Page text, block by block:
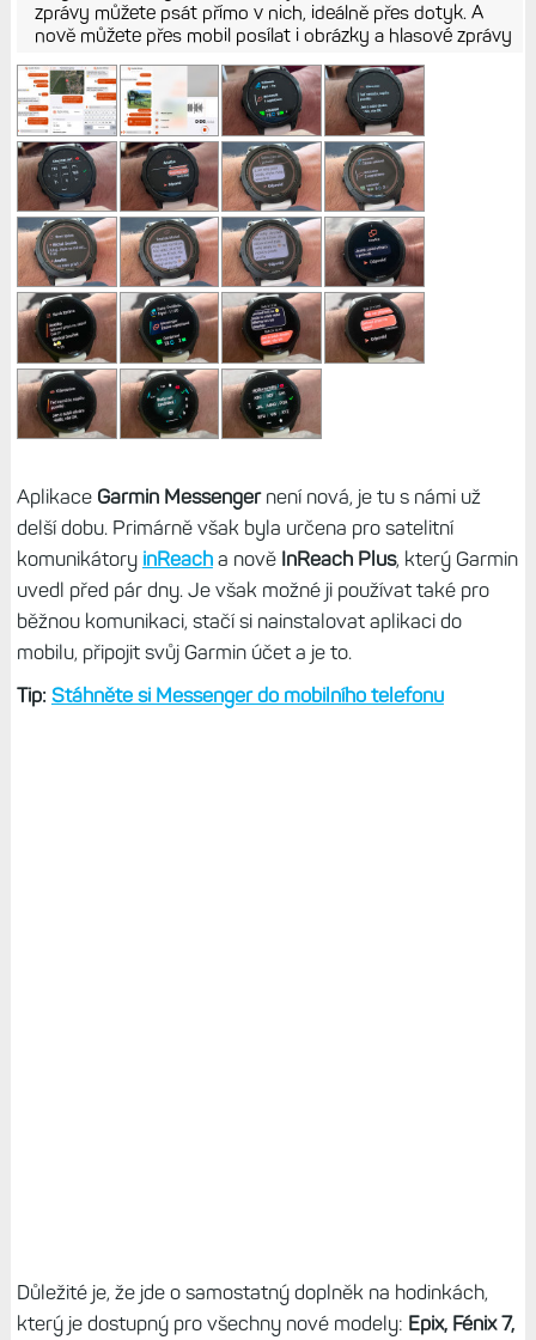
zprávy můžete psát přímo v nich, ideálně přes dotyk. A
nově můžete přes mobil posílat i obrázky a hlasové zprávy
Aplikace Garmin Messengernení nová, je tu s námi už
delší dobu. Primárně však byla určena pro satelitní
komunikátory inReacha nově InReach Plus, který Garmin
uvedl před pár dny. Je však možné ji používat také pro
běžnou komunikaci, stačí si nainstalovat aplikaci do
mobilu, připojit svůj Garmin účet a je to.
Tip: Stáhněte si Messenger do mobilního telefonu
Důležité je, že jde o samostatný doplněk na hodinkách,
který je dostupný pro všechny nové modely: Epix, Fénix 7,